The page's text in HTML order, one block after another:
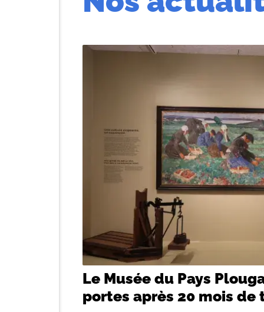
Le Musée du Pays
portes après 20 mois de